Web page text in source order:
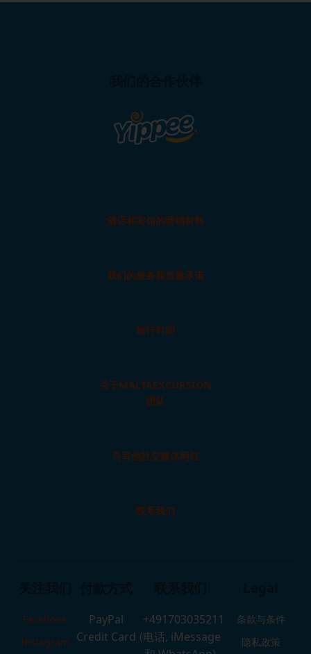
酒店和宾馆的营销材料
我们的服务和质量承诺
旅行时间
关于MALTAEXCURSION
团队
马耳他社交媒体网红
联系我们
Facebook
Instagram
PayPal
Credit Card
+491703035211
(电话, iMessage
条款与条件
隐私政策